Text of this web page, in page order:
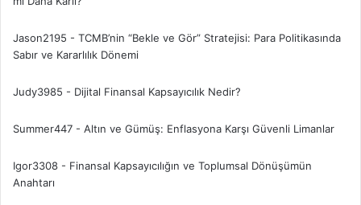
Jason2195 - TCMB’nin “Bekle ve Gör” Stratejisi: Para Politikasında
Sabır ve Kararlılık Dönemi
Judy3985 - Dijital Finansal Kapsayıcılık Nedir?
Summer447 - Altın ve Gümüş: Enflasyona Karşı Güvenli Limanlar
Igor3308 - Finansal Kapsayıcılığın ve Toplumsal Dönüşümün
Anahtarı